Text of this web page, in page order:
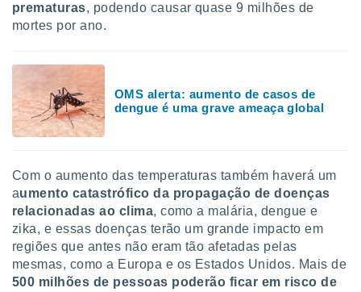
prematuras, podendo causar quase 9 milhões de
mortes por ano.
OMS alerta: aumento de casos de
dengue é uma grave ameaça global
Com o aumento das temperaturas também haverá um
aumento catastrófico da propagação de doenças
relacionadas ao clima, como a malária, dengue e
zika, e essas doenças terão um grande impacto em
regiões que antes não eram tão afetadas pelas
mesmas, como a Europa e os Estados Unidos. Mais de
500 milhões de pessoas poderão ficar em risco de